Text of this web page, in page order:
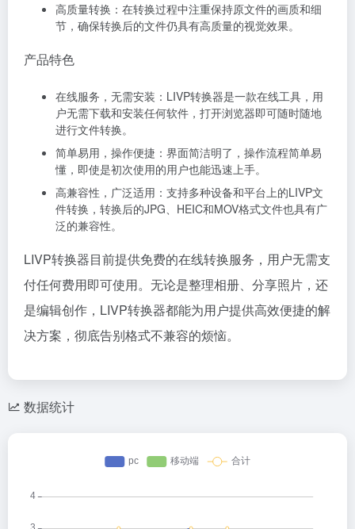
高质量转换：在转换过程中注重保持原文件的画质和细
节，确保转换后的文件仍具有高质量的视觉效果。
产品特色
在线服务，无需安装：LIVP转换器是一款在线工具，用
户无需下载和安装任何软件，打开浏览器即可随时随地
进行文件转换。
简单易用，操作便捷：界面简洁明了，操作流程简单易
懂，即使是初次使用的用户也能迅速上手。
高兼容性，广泛适用：支持多种设备和平台上的LIVP文
件转换，转换后的JPG、HEIC和MOV格式文件也具有广
泛的兼容性。
LIVP转换器目前提供免费的在线转换服务，用户无需支
付任何费用即可使用。无论是整理相册、分享照片，还
是编辑创作，LIVP转换器都能为用户提供高效便捷的解
决方案，彻底告别格式不兼容的烦恼。
数据统计